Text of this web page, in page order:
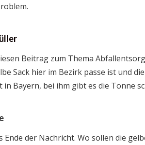
Beitrag zum Thema
Sack hier im Bezirk passe ist und
in Bayern, bei ihm gibt es die Tonne
Ende der Nachricht. Wo sollen die